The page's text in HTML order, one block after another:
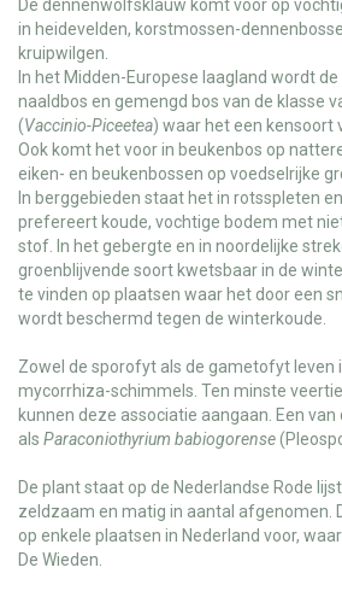
De dennenwolfsklauw komt voor op
in heidevelden, korstmossen-
kruipwilgen.
In het Midden-Europese laagland wordt
naaldbos en gemengd bos van de klasse
(Vaccinio-Piceetea) waar het een kensoort
Ook komt het voor in beukenbos op
eiken- en beukenbossen op voedselrijke
In berggebieden staat het in rotsspleten
prefereert koude, vochtige bodem met
stof. In het gebergte en in noordelijke
groenblijvende soort kwetsbaar in de
te vinden op plaatsen waar het door een
wordt beschermd tegen de winterkoude.
Zowel de sporofyt als de gametofyt leven
mycorrhiza-schimmels. Ten minste
kunnen deze associatie aangaan. Een
als Paraconiothyrium babiogorense
De plant staat op de Nederlandse Rode
zeldzaam en matig in aantal afgenomen.
op enkele plaatsen in Nederland voor,
De Wieden.